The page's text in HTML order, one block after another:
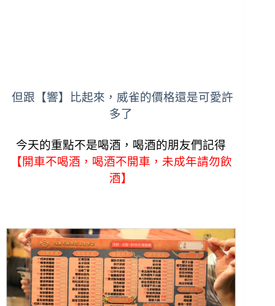
但跟【響】比起來，威雀的價格還是可愛許
多了
今天的重點不是喝酒，喝酒的朋友們記得
【開車不喝酒，喝酒不開車，未成年請勿飲
酒】